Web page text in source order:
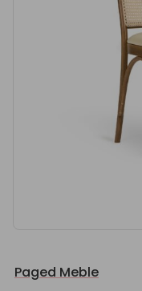
Paged Meble